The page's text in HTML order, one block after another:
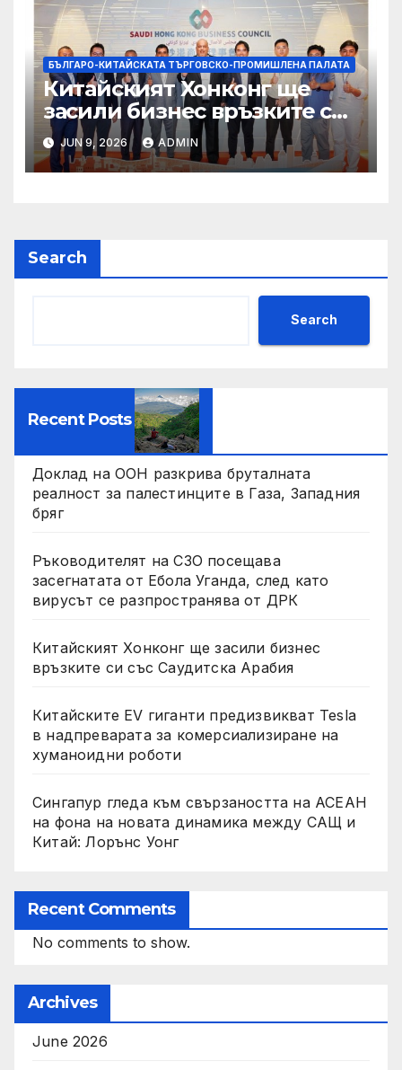
БЪЛГАРО-КИТАЙСКАТА ТЪРГОВСКО-ПРОМИШЛЕНА ПАЛАТА
Китайският Хонконг ще
засили бизнес връзките си
със Саудитска Арабия
JUN 9, 2026 ADMIN
Search
Search
Recent Posts
Доклад на ООН разкрива бруталната
реалност за палестинците в Газа, Западния
бряг
Ръководителят на СЗО посещава
засегнатата от Ебола Уганда, след като
вирусът се разпространява от ДРК
Китайският Хонконг ще засили бизнес
връзките си със Саудитска Арабия
Китайските EV гиганти предизвикват Tesla
в надпреварата за комерсиализиране на
хуманоидни роботи
Сингапур гледа към свързаността на АСЕАН
на фона на новата динамика между САЩ и
Китай: Лорънс Уонг
Recent Comments
No comments to show.
Archives
June 2026